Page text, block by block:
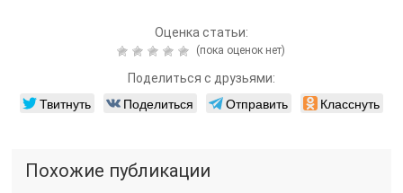
Оценка статьи:
(пока оценок нет)
Поделиться с друзьями:
Твитнуть Поделиться Отправить Класснуть
Похожие публикации